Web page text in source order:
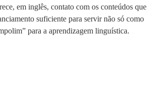
em inglês, contato com os conteúdos que
suficiente para servir não só como
para a aprendizagem linguística.